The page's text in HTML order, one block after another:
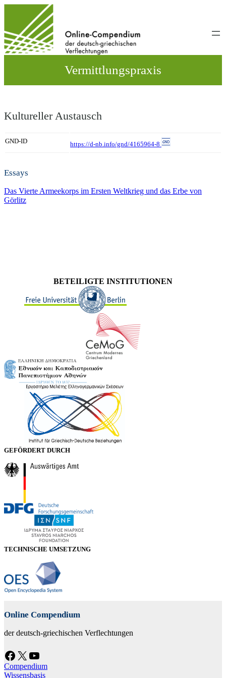
wechseln
Vermittlungspraxis
Kultureller Austausch
GND-ID https://d-nb.info/gnd/4165964-8
Essays
Das Vierte Armeekorps im Ersten Weltkrieg und das Erbe von
Görlitz
BETEILIGTE INSTITUTIONEN
GEFÖRDERT DURCH
TECHNISCHE UMSETZUNG
Online Compendium
der deutsch-griechischen Verflechtungen
Facebook X YouTube
Compendium
Wissensbasis